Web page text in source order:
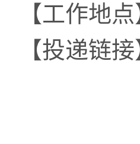
【工作地
【投递链